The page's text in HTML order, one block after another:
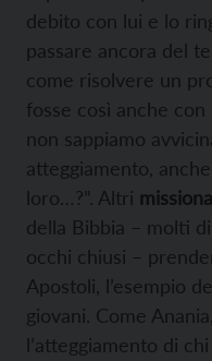
debito con lui e lo
passare ancora del
come risolvere un
fosse così anche
non sappiamo
atteggiamento,
loro…?”. Altri
della Bibbia – molti
occhi chiusi –
Apostoli, l’esempio
giovani. Come
l’atteggiamento di chi